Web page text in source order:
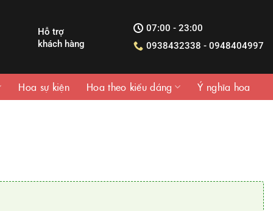
Hỗ trợ
khách hàng
07:00 - 23:00
0938432338 - 0948404997
Hoa sự kiện Hoa theo kiểu dáng Ý nghĩa hoa